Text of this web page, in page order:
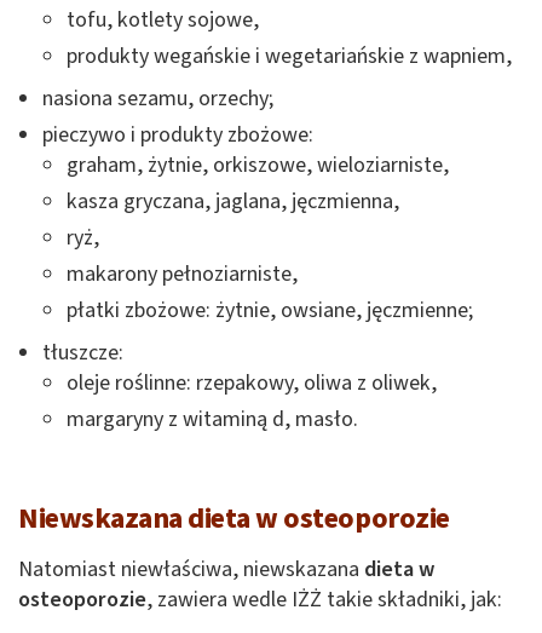
tofu, kotlety sojowe,
produkty wegańskie i wegetariańskie z wapniem,
nasiona sezamu, orzechy;
pieczywo i produkty zbożowe:
graham, żytnie, orkiszowe, wieloziarniste,
kasza gryczana, jaglana, jęczmienna,
ryż,
makarony pełnoziarniste,
płatki zbożowe: żytnie, owsiane, jęczmienne;
tłuszcze:
oleje roślinne: rzepakowy, oliwa z oliwek,
margaryny z witaminą d, masło.
Niewskazana dieta w osteoporozie
Natomiast niewłaściwa, niewskazana dieta w
osteoporozie, zawiera wedle IŻŻ takie składniki, jak: